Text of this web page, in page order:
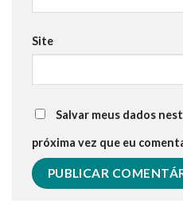
Site
Salvar meus dados
próxima vez que eu